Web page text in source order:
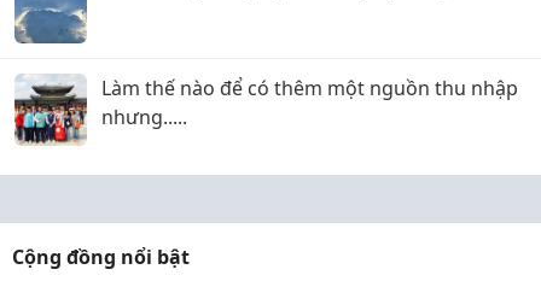
Làm thế nào để có thêm một nguồn thu nhập
nhưng.....
Cộng đồng nổi bật